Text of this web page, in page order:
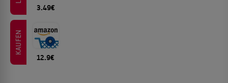
3.49€
KAUFEN
12.9€